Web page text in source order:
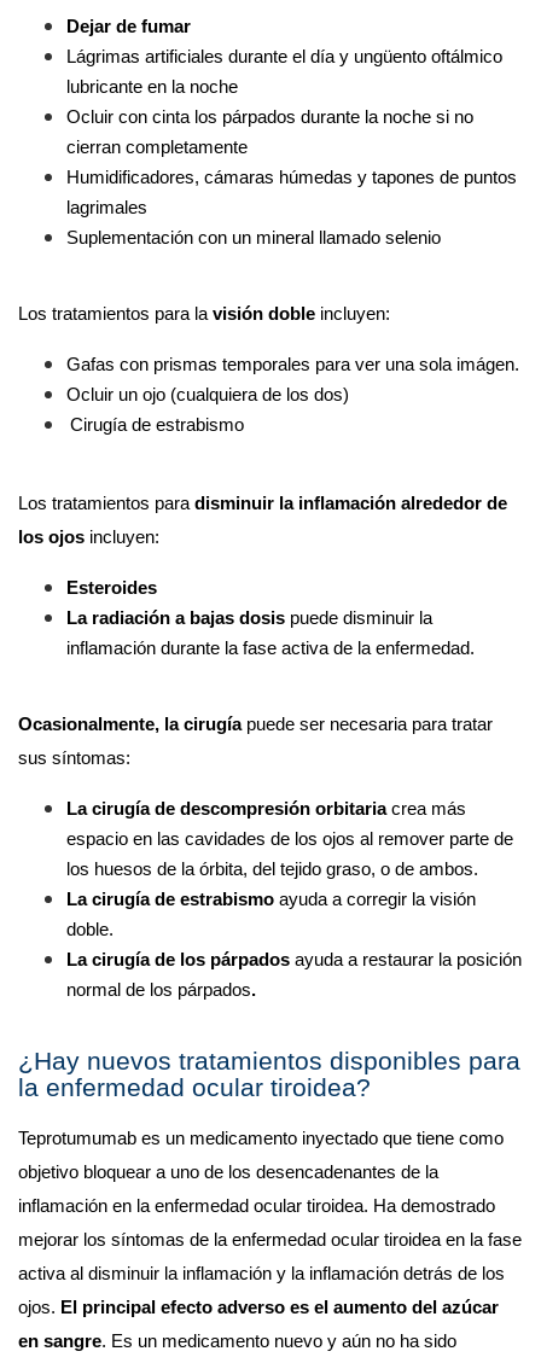
Dejar de fumar
Lágrimas artificiales durante el día y ungüento oftálmico
lubricante en la noche
Ocluir con cinta los párpados durante la noche si no
cierran completamente
Humidificadores, cámaras húmedas y tapones de puntos
lagrimales
Suplementación con un mineral llamado selenio
Los tratamientos para la visión doble incluyen:
Gafas con prismas temporales para ver una sola imágen.
Ocluir un ojo (cualquiera de los dos)
Cirugía de estrabismo
Los tratamientos para disminuir la inflamación alrededor de
los ojos incluyen:
Esteroides
La radiación a bajas dosis puede disminuir la
inflamación durante la fase activa de la enfermedad.
Ocasionalmente, la cirugía puede ser necesaria para tratar
sus síntomas:
La cirugía de descompresión orbitaria crea más
espacio en las cavidades de los ojos al remover parte de
los huesos de la órbita, del tejido graso, o de ambos.
La cirugía de estrabismo ayuda a corregir la visión
doble.
La cirugía de los párpados ayuda a restaurar la posición
normal de los párpados.
¿Hay nuevos tratamientos disponibles para
la enfermedad ocular tiroidea?
Teprotumumab es un medicamento inyectado que tiene como
objetivo bloquear a uno de los desencadenantes de la
inflamación en la enfermedad ocular tiroidea. Ha demostrado
mejorar los síntomas de la enfermedad ocular tiroidea en la fase
activa al disminuir la inflamación y la inflamación detrás de los
ojos. El principal efecto adverso es el aumento del azúcar
en sangre. Es un medicamento nuevo y aún no ha sido